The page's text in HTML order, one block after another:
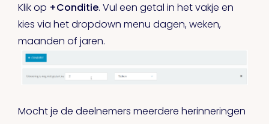
Klik op +Conditie. Vul een getal in het vakje en
kies via het dropdown menu dagen, weken,
maanden of jaren.
Mocht je de deelnemers meerdere herinneringen